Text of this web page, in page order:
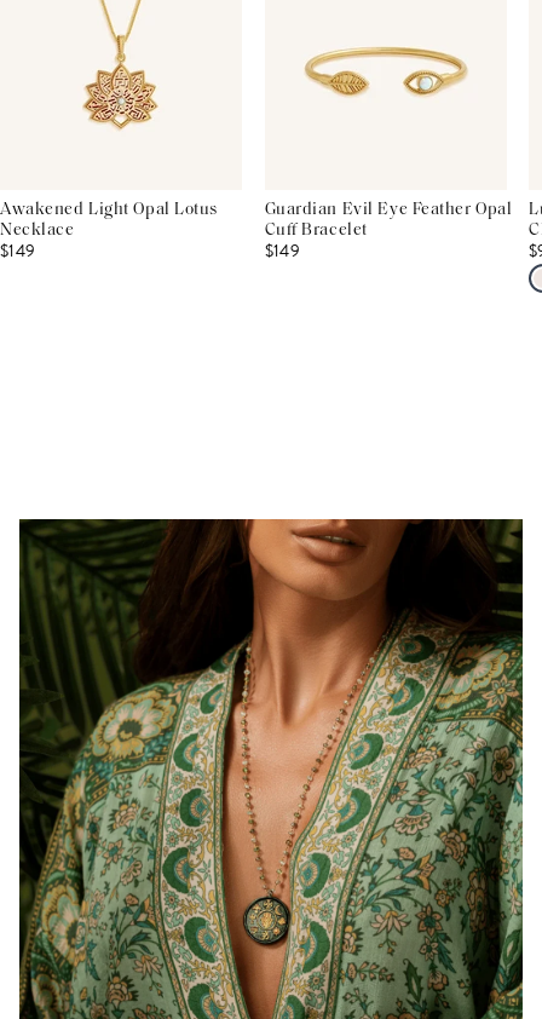
Awakened Light Opal Lotus
Necklace
$149
Guardian Evil Eye Feather Opal
Cuff Bracelet
$149